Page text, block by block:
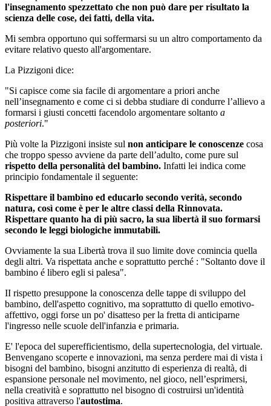
l'insegnamento spezzettato che non può dare per risultato la
scienza delle cose, dei fatti, della vita.
Mi sembra opportuno qui soffermarsi su un altro comportamento da
evitare relativo questo all'argomentare.
La Pizzigoni dice:
"Si capisce come sia facile di argomentare a priori anche
nell’insegnamento e come ci si debba studiare di condurre l’allievo a
formarsi i giusti concetti facendolo argomentare soltanto a
posteriori."
Più volte la Pizzigoni insiste sul non anticipare le conoscenze cosa
che troppo spesso avviene da parte dell’adulto, come pure sul
rispetto della personalità del bambino. Infatti lei indica come
principio fondamentale il seguente:
Rispettare il bambino ed educarlo secondo verità, secondo
natura, così come è per le altre classi della Rinnovata.
Rispettare quanto ha di più sacro, la sua libertà il suo formarsi
secondo le leggi biologiche immutabili.
Ovviamente la sua Libertà trova il suo limite dove comincia quella
degli altri. Va rispettata anche e soprattutto perché : "Soltanto dove il
bambino é libero egli si palesa".
II rispetto presuppone la conoscenza delle tappe di sviluppo del
bambino, dell'aspetto cognitivo, ma soprattutto di quello emotivo-
affettivo, oggi forse un po' disatteso per la fretta di anticiparne
l'ingresso nelle scuole dell'infanzia e primaria.
E' l'epoca del superefficientismo, della supertecnologia, del virtuale.
Benvengano scoperte e innovazioni, ma senza perdere mai di vista i
bisogni del bambino, bisogni anzitutto di esperienza di realtà, di
espansione personale nel movimento, nel gioco, nell’esprimersi,
nella creatività e soprattutto nel bisogno di costruirsi un'identità
positiva attraverso l'autostima.